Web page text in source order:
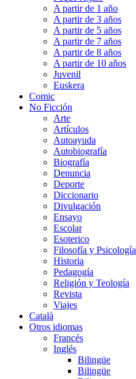
A partir de 1 año
A partir de 3 años
A partir de 5 años
A partir de 7 años
A partir de 8 años
A partir de 10 años
Juvenil
Euskera
Comic
No Ficción
Arte
Artículos
Autoayuda
Autobiografía
Biografía
Denuncia
Deporte
Diccionario
Divulgación
Ensayo
Escolar
Esoterico
Filosofía y Psicología
Historia
Pedagogía
Religión y Teología
Revista
Viajes
Català
Otros idiomas
Francés
Inglés
Bilingüe
Bilingüe